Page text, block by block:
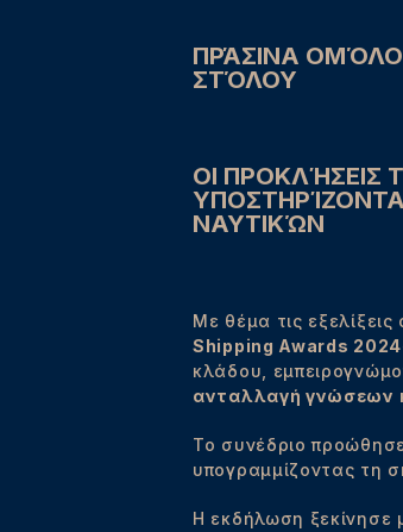
ΠΡΆΣΙΝΑ
ΣΤΌΛΟΥ
ΟΙ
ΝΑΥΤΙΚΏΝ
Με θέμα τις εξελίξεις
Shipping Awards 2024
κλάδου,
ανταλλαγή γνώσεων
Το συνέδριο προώθησε
υπογραμμίζοντας τη
Η εκδήλωση ξεκίνησε